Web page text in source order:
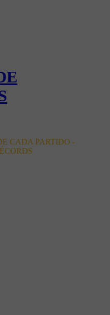
CADA PARTIDO -